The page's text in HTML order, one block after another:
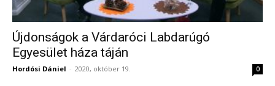
Újdonságok a Várdaróci Labdarúgó
Egyesület háza táján
Hordósi Dániel - 2020, október 19. 0